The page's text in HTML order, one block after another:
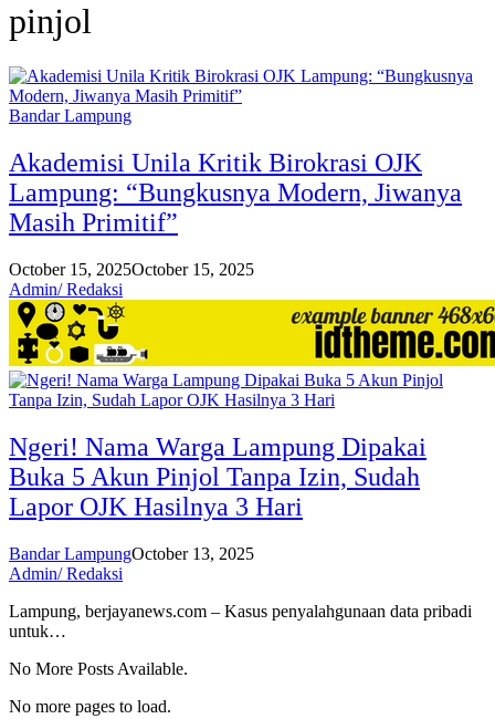
pinjol
Bandar Lampung
Akademisi Unila Kritik Birokrasi OJK
Lampung: “Bungkusnya Modern, Jiwanya
Masih Primitif”
October 15, 2025October 15, 2025
Admin/ Redaksi
Ngeri! Nama Warga Lampung Dipakai
Buka 5 Akun Pinjol Tanpa Izin, Sudah
Lapor OJK Hasilnya 3 Hari
Bandar LampungOctober 13, 2025
Admin/ Redaksi
Lampung, berjayanews.com – Kasus penyalahgunaan data pribadi
untuk…
No More Posts Available.
No more pages to load.